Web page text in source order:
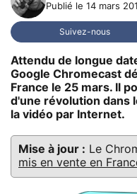
Publié le 14 mars
Suivez-nous
Attendu de longue
Google Chromecast
France le 25 mars. Il
d'une révolution dans
la vidéo par Internet.
Mise à jour : Le
mis en vente en